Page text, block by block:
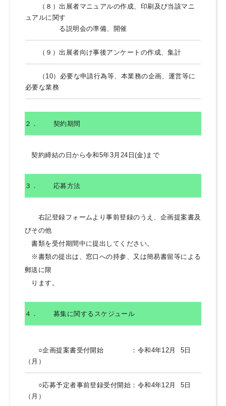
（８）出展者マニュアルの作成、印刷及び当該マニ
ュアルに関す
る説明会の準備、開催
（９）出展者向け事後アンケートの作成、集計
（10）必要な申請行為等、本業務の企画、運営等に
必要な業務
２． 契約期間
契約締結の日から令和5年3月24日(金)まで
３． 応募方法
右記登録フォームより事前登録のうえ、企画提案書及
びその他
書類を受付期間中に提出してください。
※書類の提出は、窓口への持参、又は簡易書留等による
郵送に限
ります。
４． 募集に関するスケジュール
○企画提案書受付開始 ：令和4年12月 5日
（月）
○応募予定者事前登録受付開始：令和4年12月 5日
（月）